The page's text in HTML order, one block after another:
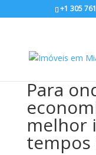
+1 305
Para
melhor
tempos